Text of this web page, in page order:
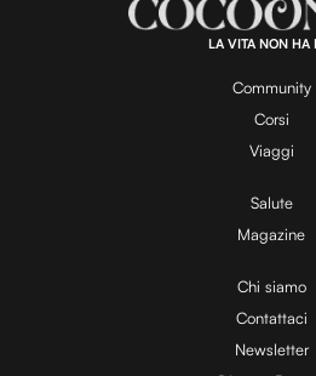
y
V
i
d
1
0
0
.
0
LA VITA NON HA
Community
Corsi
Viaggi
Salute
Magazine
Chi siamo
Contattaci
Newsletter